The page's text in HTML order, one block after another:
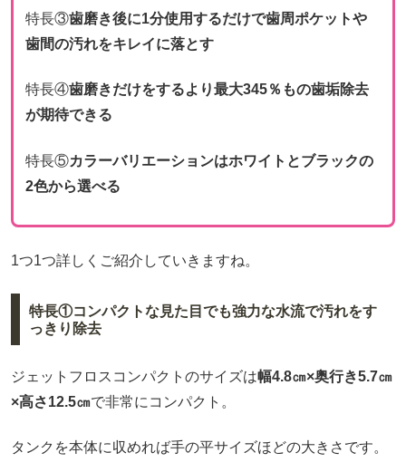
特長③歯磨き後に1分使用するだけで歯周ポケットや
歯間の汚れをキレイに落とす
特長④歯磨きだけをするより最大345％もの歯垢除去
が期待できる
特長⑤カラーバリエーションはホワイトとブラックの
2色から選べる
1つ1つ詳しくご紹介していきますね。
特長①コンパクトな見た目でも強力な水流で汚れをす
っきり除去
ジェットフロスコンパクトのサイズは幅4.8㎝×奥行き5.7㎝
×高さ12.5㎝で非常にコンパクト。
タンクを本体に収めれば手の平サイズほどの大きさです。